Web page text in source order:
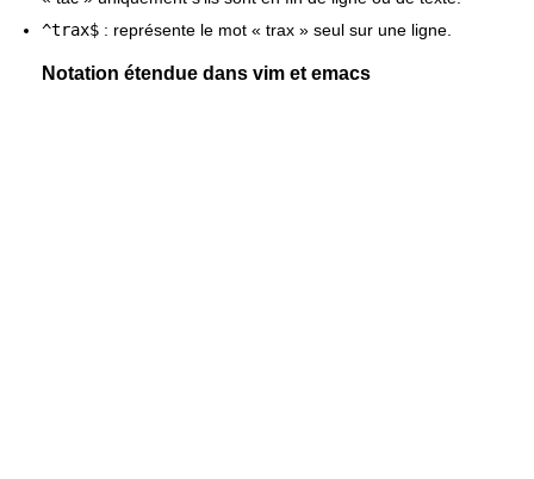
^trax$ : représente le mot « trax » seul sur une ligne.
Notation étendue dans vim et emacs